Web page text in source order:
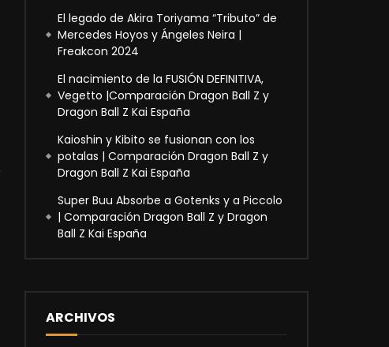
El legado de Akira Toriyama “Tributo” de
Mercedes Hoyos y Ángeles Neira |
Freakcon 2024
El nacimiento de la FUSIÓN DEFINITIVA,
Vegetto |Comparación Dragon Ball Z y
Dragon Ball Z Kai España
Kaioshin y Kibito se fusionan con los
potalas | Comparación Dragon Ball Z y
Dragon Ball Z Kai España
Super Buu Absorbe a Gotenks y a Piccolo
| Comparación Dragon Ball Z y Dragon
Ball Z Kai España
ARCHIVOS